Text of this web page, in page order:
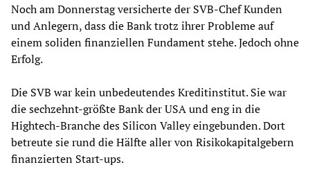
Noch am Donnerstag versicherte der SVB-Chef Kunden
und Anlegern, dass die Bank trotz ihrer Probleme auf
einem soliden finanziellen Fundament stehe. Jedoch ohne
Erfolg.
Die SVB war kein unbedeutendes Kreditinstitut. Sie war
die sechzehnt-größte Bank der USA und eng in die
Hightech-Branche des Silicon Valley eingebunden. Dort
betreute sie rund die Hälfte aller von Risikokapitalgebern
finanzierten Start-ups.